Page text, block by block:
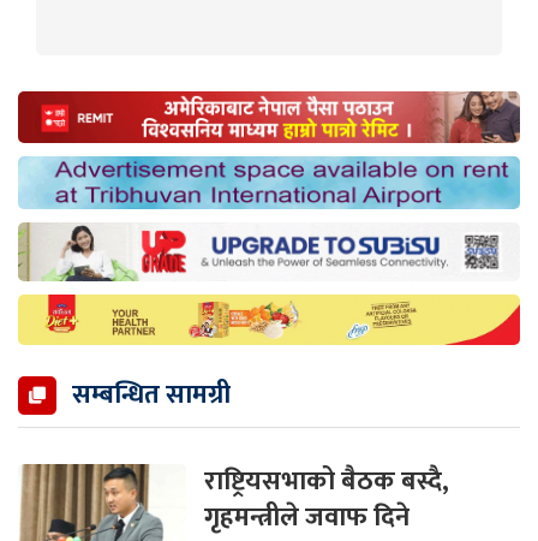
सम्बन्धित सामग्री
राष्ट्रियसभाको बैठक बस्दै,
गृहमन्त्रीले जवाफ दिने